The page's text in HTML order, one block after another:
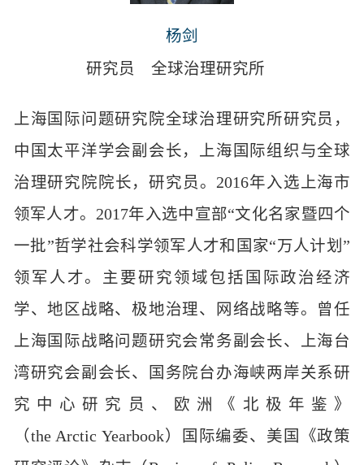
杨剑
研究员
全球治理研究所
上海国际问题研究院全球治理研究所研究员，
中国太平洋学会副会长，上海国际组织与全球
治理研究院院长，研究员。2016年入选上海市
领军人才。2017年入选中宣部“文化名家暨四个
一批”哲学社会科学领军人才和国家“万人计划”
领军人才。主要研究领域包括国际政治经济
学、地区战略、极地治理、网络战略等。曾任
上海国际战略问题研究会常务副会长、上海台
湾研究会副会长、国务院台办海峡两岸关系研
究中心研究员、欧洲《北极年鉴》
（the Arctic Yearbook）国际编委、美国《政策